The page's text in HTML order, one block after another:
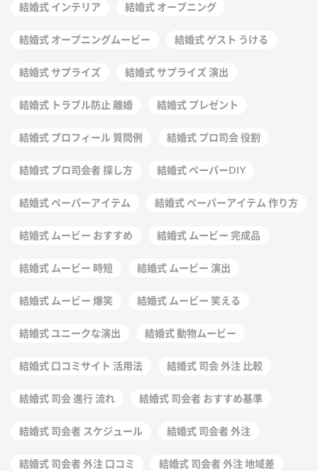
結婚式 インテリア 結婚式 オープニング
結婚式 オープニングムービー 結婚式 ゲスト うける
結婚式 サプライズ 結婚式 サプライズ 演出
結婚式 トラブル防止 離婚 結婚式 プレゼント
結婚式 プロフィール 質問例 結婚式 プロ司会 役割
結婚式 プロ司会者 探し方 結婚式 ペーパーDIY
結婚式 ペーパーアイテム 結婚式 ペーパーアイテム 作り方
結婚式 ムービー おすすめ 結婚式 ムービー 完成品
結婚式 ムービー 時短 結婚式 ムービー 演出
結婚式 ムービー 爆笑 結婚式 ムービー 笑える
結婚式 ユニークな演出 結婚式 動物ムービー
結婚式 口コミサイト 活用法 結婚式 司会 外注 比較
結婚式 司会 進行 流れ 結婚式 司会者 おすすめ基準
結婚式 司会者 スケジュール 結婚式 司会者 外注
結婚式 司会者 外注 口コミ 結婚式 司会者 外注 地域差